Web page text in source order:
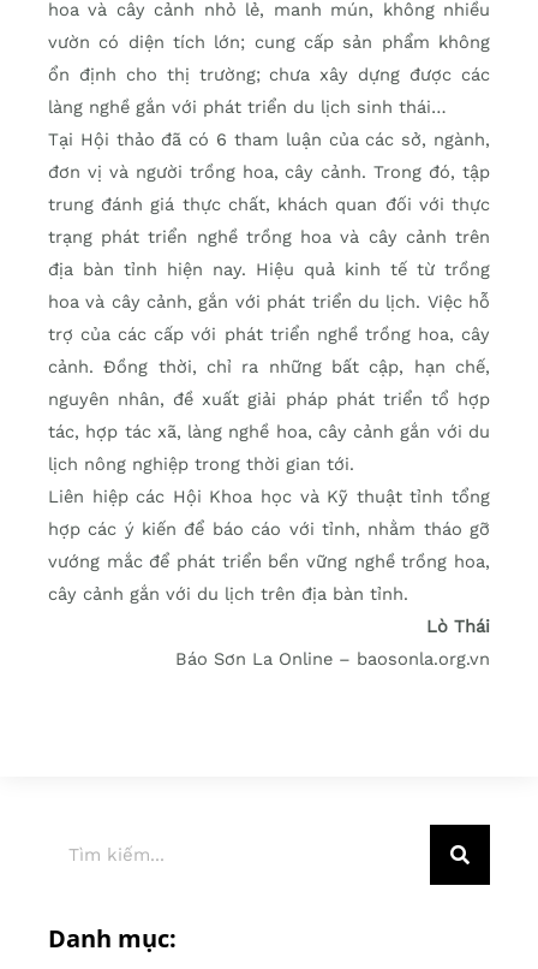
hoa và cây cảnh nhỏ lẻ, manh mún, không nhiều
vườn có diện tích lớn; cung cấp sản phẩm không
ổn định cho thị trường; chưa xây dựng được các
làng nghề gắn với phát triển du lịch sinh thái…
Tại Hội thảo đã có 6 tham luận của các sở, ngành,
đơn vị và người trồng hoa, cây cảnh. Trong đó, tập
trung đánh giá thực chất, khách quan đối với thực
trạng phát triển nghề trồng hoa và cây cảnh trên
địa bàn tỉnh hiện nay. Hiệu quả kinh tế từ trồng
hoa và cây cảnh, gắn với phát triển du lịch. Việc hỗ
trợ của các cấp với phát triển nghề trồng hoa, cây
cảnh. Đồng thời, chỉ ra những bất cập, hạn chế,
nguyên nhân, đề xuất giải pháp phát triển tổ hợp
tác, hợp tác xã, làng nghề hoa, cây cảnh gắn với du
lịch nông nghiệp trong thời gian tới.
Liên hiệp các Hội Khoa học và Kỹ thuật tỉnh tổng
hợp các ý kiến để báo cáo với tỉnh, nhằm tháo gỡ
vướng mắc để phát triển bền vững nghề trồng hoa,
cây cảnh gắn với du lịch trên địa bàn tỉnh.
Lò Thái
Báo Sơn La Online – baosonla.org.vn
Danh mục: